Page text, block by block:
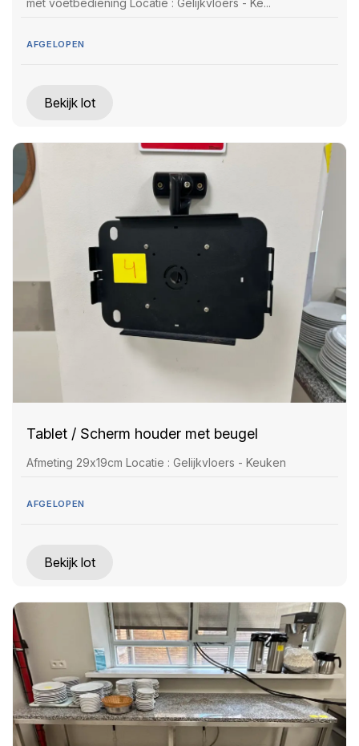
AFGELOPEN
Bekijk lot
Tablet / Scherm houder met beugel
Afmeting 29x19cm Locatie : Gelijkvloers - Keuken
AFGELOPEN
Bekijk lot